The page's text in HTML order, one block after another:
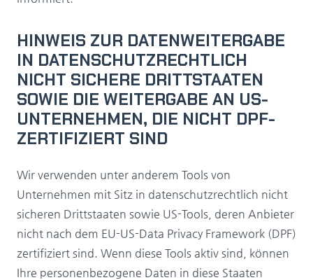
HINWEIS ZUR DATENWEITERGABE
IN DATENSCHUTZRECHTLICH
NICHT SICHERE DRITTSTAATEN
SOWIE DIE WEITERGABE AN US-
UNTERNEHMEN, DIE NICHT DPF-
ZERTIFIZIERT SIND
Wir verwenden unter anderem Tools von
Unternehmen mit Sitz in datenschutzrechtlich nicht
sicheren Drittstaaten sowie US-Tools, deren Anbieter
nicht nach dem EU-US-Data Privacy Framework (DPF)
zertifiziert sind. Wenn diese Tools aktiv sind, können
Ihre personenbezogene Daten in diese Staaten